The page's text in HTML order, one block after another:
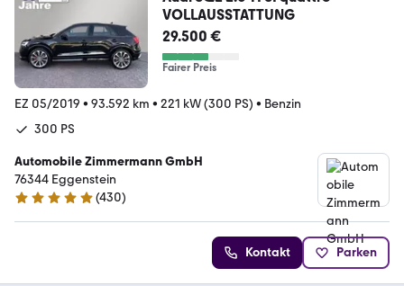
VOLLAUSSTATTUNG
29.500 €
Fairer Preis
EZ 05/2019 • 93.592 km • 221 kW (300 PS) • Benzin
300 PS
Automobile Zimmermann GmbH
76344 Eggenstein
4.8 Sterne
(430)
Kontakt Parken